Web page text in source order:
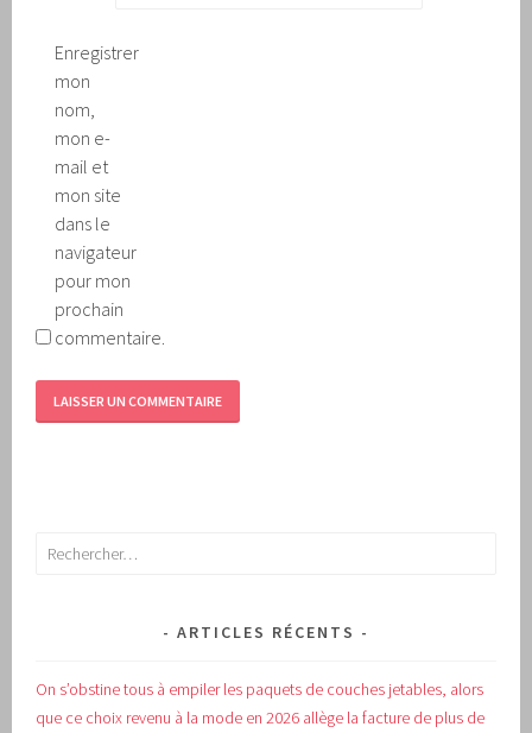
Enregistrer
mon
nom,
mon e-
mail et
mon site
dans le
navigateur
pour mon
prochain
commentaire.
Rechercher :
ARTICLES RÉCENTS
On s’obstine tous à empiler les paquets de couches jetables, alors
que ce choix revenu à la mode en 2026 allège la facture de plus de